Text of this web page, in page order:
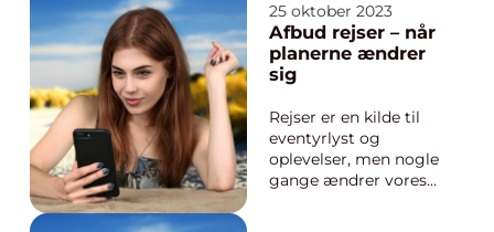
25 oktober 2023
Afbud rejser – når
planerne ændrer
sig
Rejser er en kilde til
eventyrlyst og
oplevelser, men nogle
gange ændrer vores